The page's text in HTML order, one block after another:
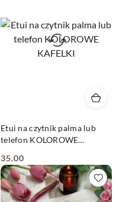
Etui na czytnik palma lub
telefon KOLOROWE
Cena:
35.00